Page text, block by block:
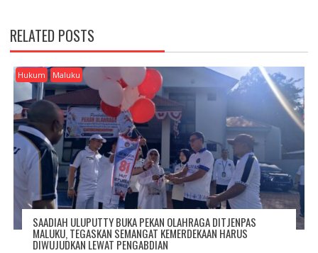
N
A
V
G
A
T
O
N
RELATED POSTS
Hukum Maluku
SAADIAH ULUPUTTY BUKA PEKAN OLAHRAGA DITJENPAS
MALUKU, TEGASKAN SEMANGAT KEMERDEKAAN HARUS
DIWUJUDKAN LEWAT PENGABDIAN